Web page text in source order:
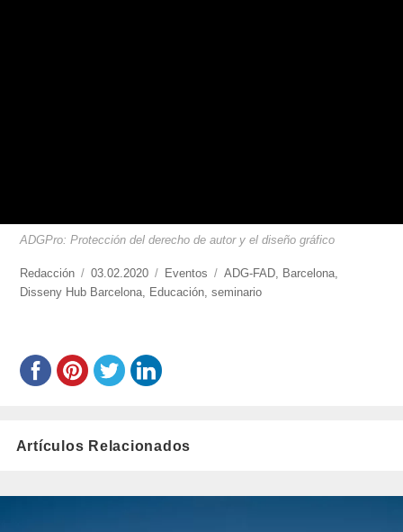
ADGPro: Protección del derecho de autor y el diseño gráfico
https://www.experimenta.es/author/redaccion/
Redacción
Publicado
el
03.02.2020 Categorías
Eventos Etiquetas
ADG-FAD, Barcelona,
Disseny Hub Barcelona, Educación,seminario
Artículos Relacionados